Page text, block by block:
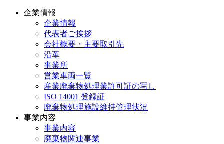
企業情報
企業情報
代表者ご挨拶
会社概要・主要取引先
沿革
事業所
営業車両一覧
産業廃棄物処理業許可証の写し
ISO 14001 登録証
廃棄物処理施設維持管理状況
事業内容
事業内容
廃棄物関連事業